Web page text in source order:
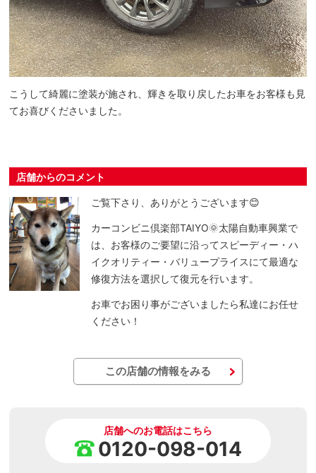
こうして綺麗に塗装が施され、輝きを取り戻したお車をお客様も見
てお喜びくださいました。
店舗からのコメント
ご覧下さり、ありがとうございます😊
カーコンビニ倶楽部TAIYO🌞太陽自動車興業で
は、お客様のご要望に沿ってスピーディー・ハ
イクオリティー・バリュープライスにて最適な
修復方法を選択して復元を行います。
お車でお困り事がございましたら私達にお任せ
ください！
この店舗の情報をみる
店舗へのお電話はこちら
0120-098-014